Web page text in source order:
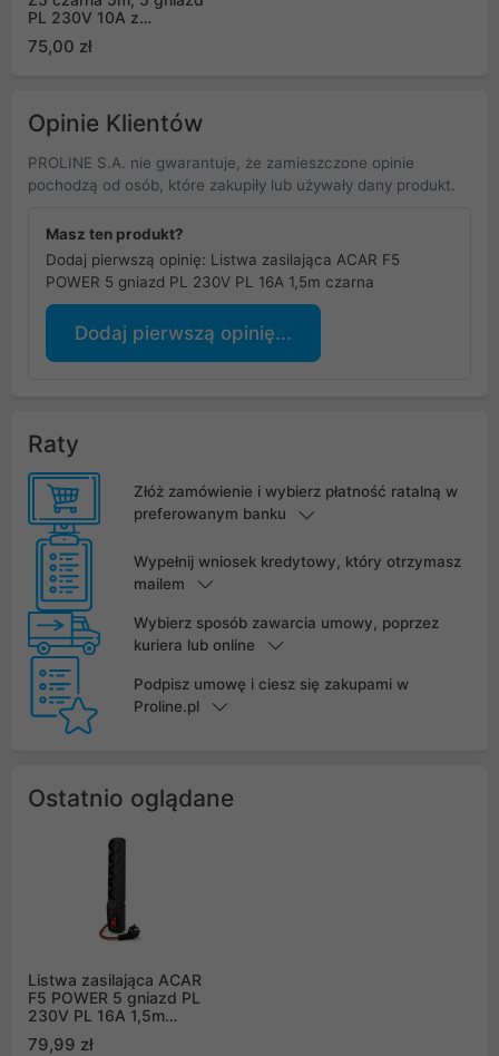
PL 230V 10A z
(Z5/50/CZ)
75,00 zł
Opinie Klientów
PROLINE S.A. nie gwarantuje, że zamieszczone opinie
pochodzą od osób, które zakupiły lub używały dany produkt.
Masz ten produkt?
Dodaj pierwszą opinię: Listwa zasilająca ACAR F5
POWER 5 gniazd PL 230V PL 16A 1,5m czarna
Dodaj pierwszą opinię...
Raty
Złóż zamówienie i wybierz płatność ratalną w
preferowanym banku
Wypełnij wniosek kredytowy, który otrzymasz
mailem
Wybierz sposób zawarcia umowy, poprzez
kuriera lub online
Podpisz umowę i ciesz się zakupami w
Proline.pl
Ostatnio oglądane
Listwa zasilająca ACAR
F5 POWER 5 gniazd PL
230V PL 16A 1,5m
79,99 zł